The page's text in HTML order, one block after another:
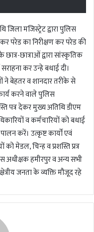
मजिस्ट्रेट द्वारा पुलिस
परेड का निरीक्षण कर परेड की
छात्राओं द्वारा सांस्कृतिक
कर उन्हे बधाई दी।
ने बेहतर व शानदार तरीके से
करने वाले पुलिस
पत्र देकर मुख्य अतिथि डीएम
व कर्मचारियों को बधाई
करें। उत्कृष्ट कार्याें एवं
मेडल, चिन्ह व प्रशस्ति प्रत्र
अधीक्षक हमीरपुर व अन्य सभी
जनता के व्यक्ति मौजूद रहे